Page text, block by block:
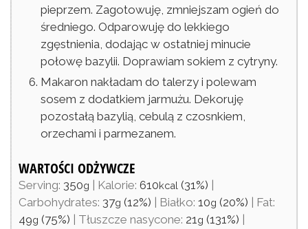
pieprzem. Zagotowuję, zmniejszam ogień do
średniego. Odparowuję do lekkiego
zgęstnienia, dodając w ostatniej minucie
połowę bazylii. Doprawiam sokiem z cytryny.
Makaron nakładam do talerzy i polewam
sosem z dodatkiem jarmużu. Dekoruję
pozostałą bazylią, cebulą z czosnkiem,
orzechami i parmezanem.
WARTOŚCI ODŻYWCZE
Serving: 350g Kalorie: 610kcal(31%)
Carbohydrates: 37g (12%) Białko: 10g (20%)
Fat:
49g (75%) Tłuszcze nasycone: 21g (131%)